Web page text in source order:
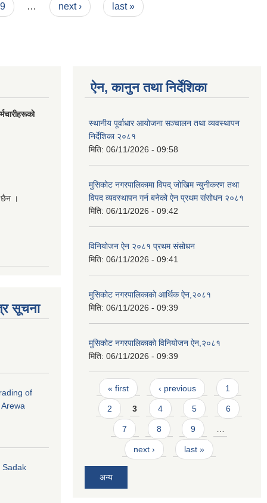
9 … next › last »
छैन ।
सूचना
of
Sadak
ऐन, कानुन तथा निर्देशिका
स्थानीय पूर्वाधार आयोजना सञ्चालन तथा व्यवस्थापन
निर्देशिका २०८१
मिति: 06/11/2026 - 09:58
मुसिकोट नगरपालिकामा विपद् जोखिम न्युनीकरण तथा
विपद व्यवस्थापन गर्न बनेको ऐन प्रथम संसोधन २०८१
मिति: 06/11/2026 - 09:42
विनियोजन ऐन २०८१ प्रथम संसोधन
मिति: 06/11/2026 - 09:41
मुसिकोट नगरपालिकाको आर्थिक ऐन,२०८१
मिति: 06/11/2026 - 09:39
मुसिकोट नगरपालिकाको विनियोजन ऐन,२०८१
मिति: 06/11/2026 - 09:39
Pages
« first ‹ previous 1
2 3 4 5 6
7 8 9 …
next › last »
अन्य